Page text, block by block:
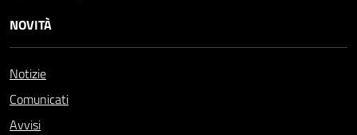
NOVITÀ
Notizie
Comunicati
Avvisi